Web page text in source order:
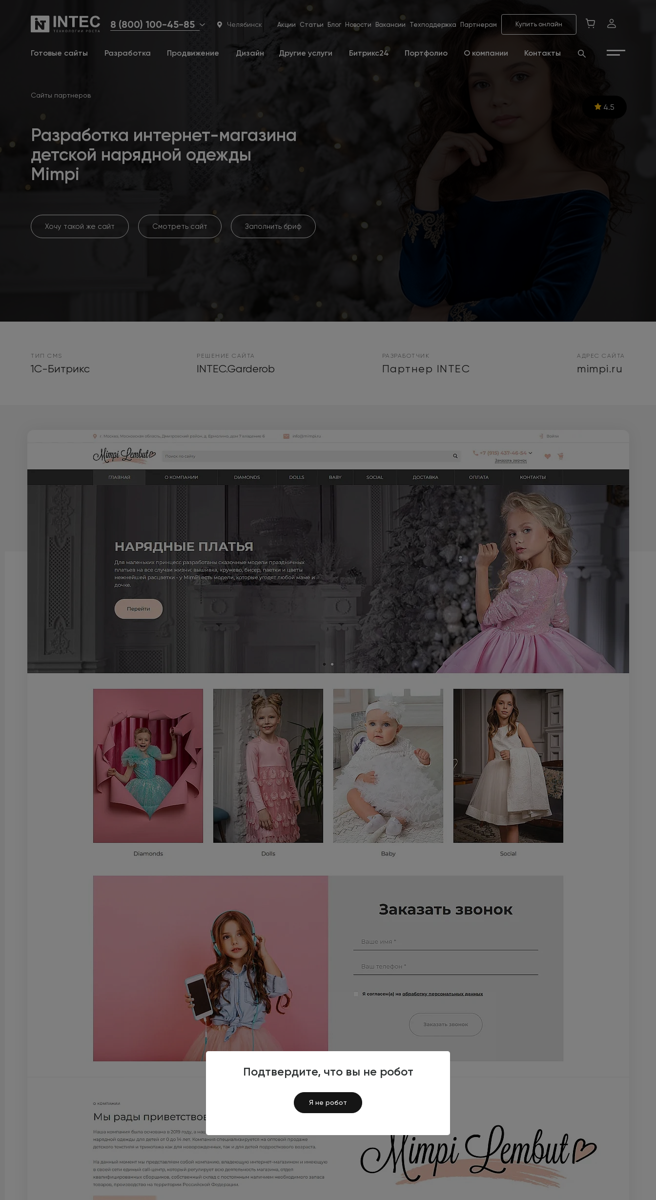
Подтвердите, что вы не робот
Я не робот
8 (800) 100-45-85 Челябинск Акции Статьи Блог Новости Вакансии Техподдержка Партнерам Купить онлайн
Готовые сайты Разработка Продвижение Дизайн Другие услуги Битрикс24 Портфолио О компании Контакты
Сайты партнеров
Разработка интернет-магазина
детской нарядной одежды
Mimpi
Хочу такой же сайт Смотреть сайт Заполнить бриф
4.5
ТИП CMS
1С-Битрикс
РЕШЕНИЕ САЙТА
INTEC.Garderob
РАЗРАБОТЧИК
Партнер INTEC
АДРЕС САЙТА
mimpi.ru